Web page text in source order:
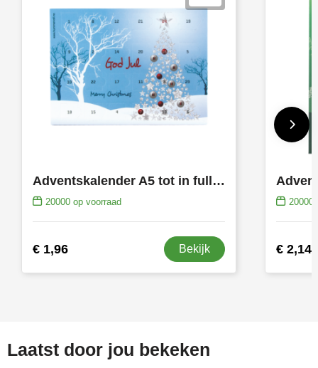
Adventskalender A5 tot in full colour bedrukt
20000op voorraad
€ 1,96 Bekijk
20000
€ 2,14
Laatst door jou bekeken